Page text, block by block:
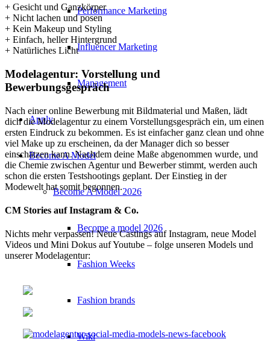
Performance Marketing
Influencer Marketing
Management
Apply
Become A Model
Become A Model 2026
Become a model 2026
Fashion Weeks
Fashion brands
Wiki
+ Gesicht und Ganzkörper
+ Nicht lachen und posen
+ Kein Makeup und Styling
+ Einfach, heller Hintergrund
+ Natürliches Licht
Modelagentur: Vorstellung und
Bewerbungsgespräch
Nach einer online Bewerbung mit Bildmaterial und Maßen, lädt
dich die Modelagentur zu einem Vorstellungsgespräch ein, um einen
ersten Eindruck zu bekommen. Es ist einfacher ganz clean und ohne
viel Make up zu erscheinen, da der Manager dich so besser
einschätzen kann. Nachdem deine Maße abgenommen wurde, und
die Chemie zwischen Agentur und Bewerber stimmt, werden auch
schon die ersten Testshootings geplant. Der Einstieg in der
Modewelt hat somit begonnen.
CM Stories auf Instagram & Co.
Nichts mehr verpassen! Neue Castings auf Instagram, neue Model
Videos und Mini Dokus auf Youtube – folge unseren Models und
unserer Modelagentur: